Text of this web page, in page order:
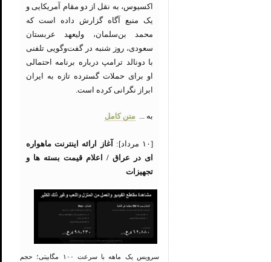
اکسیوس، به نقل از دو مقام آمریکایی و
یک منبع آگاه گزارش داده است که
محمد بن‌سلمان، ولیعهد عربستان
سعودی، روز شنبه در گفت‌وگویی تلفنی
با دونالد ترامپ درباره برنامه احتمالی
او برای حملات گسترده تازه به ایران
ابراز نگرانی کرده است.
به ... متن کامل
[۱۰ مرداد]:
آغاز ارائه اینترنت ماهواره
ای در عراق / اعلام قیمت بسته ها و
تجهیزات
سرویس یک ماهه با سرعت ۱۰۰ مگابیتی؛ حجم